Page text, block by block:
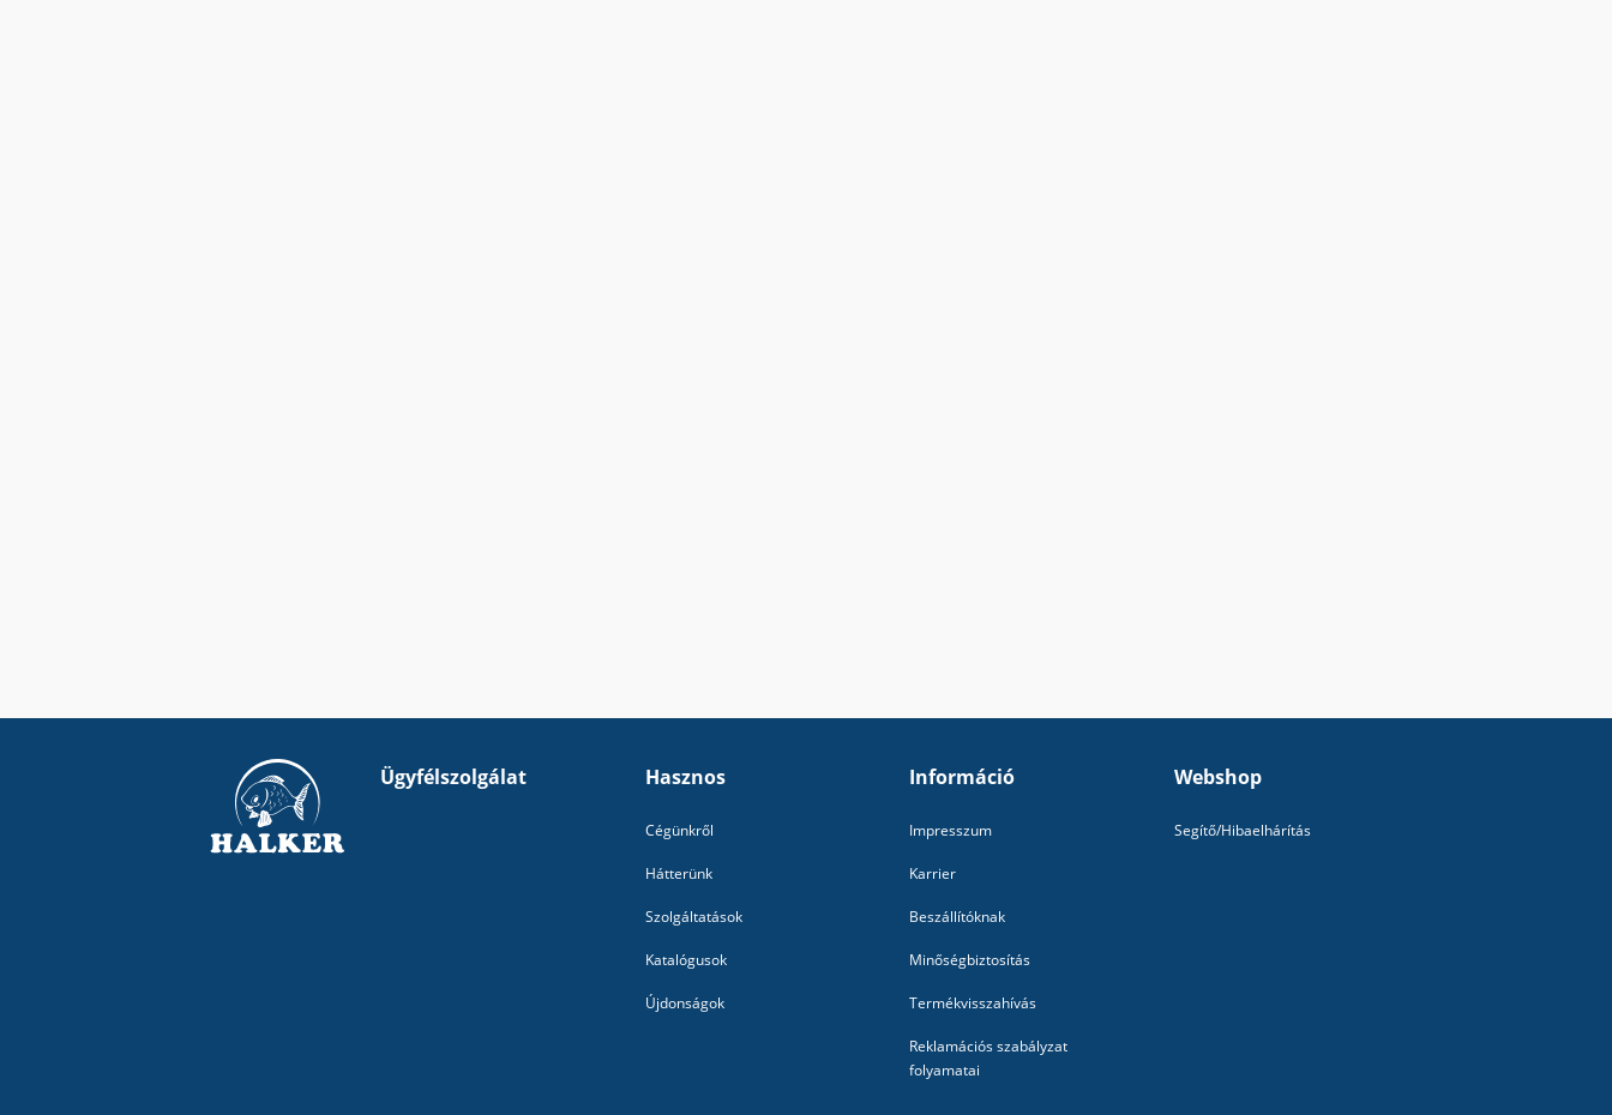
Ügyfélszolgálat Hasznos
Cégünkről
Hátterünk
Szolgáltatások
Katalógusok
Újdonságok
Információ
Impresszum
Karrier
Beszállítóknak
Minőségbiztosítás
Termékvisszahívás
Reklamációs szabályzat
folyamatai
Webshop
Segítő/Hibaelhárítás